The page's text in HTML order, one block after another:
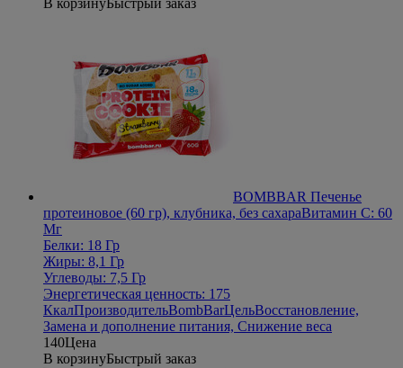
В корзинуБыстрый заказ
BOMBBAR Печенье
протеиновое (60 гр), клубника, без сахараВитамин С: 60
Мг
Белки: 18 Гр
Жиры: 8,1 Гр
Углеводы: 7,5 Гр
Энергетическая ценность: 175
КкалПроизводительBombBarЦельВосстановление,
Замена и дополнение питания, Снижение веса
140Цена
В корзинуБыстрый заказ